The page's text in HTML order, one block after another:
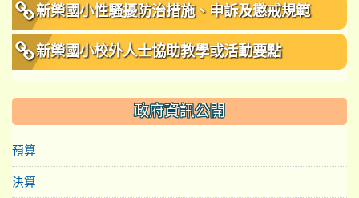
新榮國小性騷擾防治措施、申訴及懲戒規範
新榮國小校外人士協助教學或活動要點
政府資訊公開
預算
決算